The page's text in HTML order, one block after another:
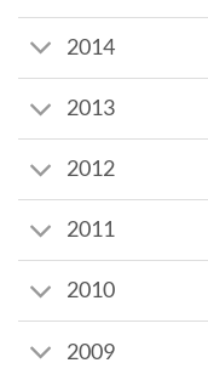
2014
2013
2012
2011
2010
2009